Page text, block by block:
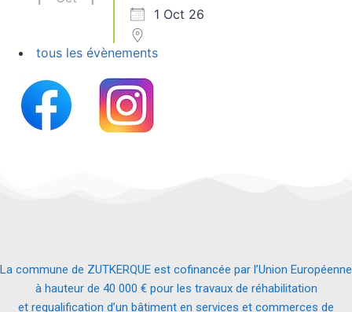
1 Oct 26
tous les évènements
La commune de ZUTKERQUE est cofinancée par l’Union Européenne
à hauteur de 40 000 € pour les travaux de réhabilitation
et requalification d’un bâtiment en services et commerces de